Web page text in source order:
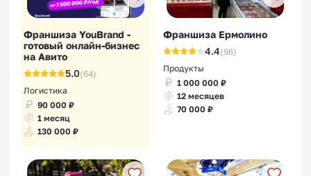
Франшиза YouBrand -
готовый онлайн-бизнес
на Авито
5.0(64)
Логистика
90 000 ₽
1 месяц
130 000 ₽
Франшиза Ермолино
4.4(96)
Продукты
1 000 000 ₽
12 месяцев
70 000 ₽